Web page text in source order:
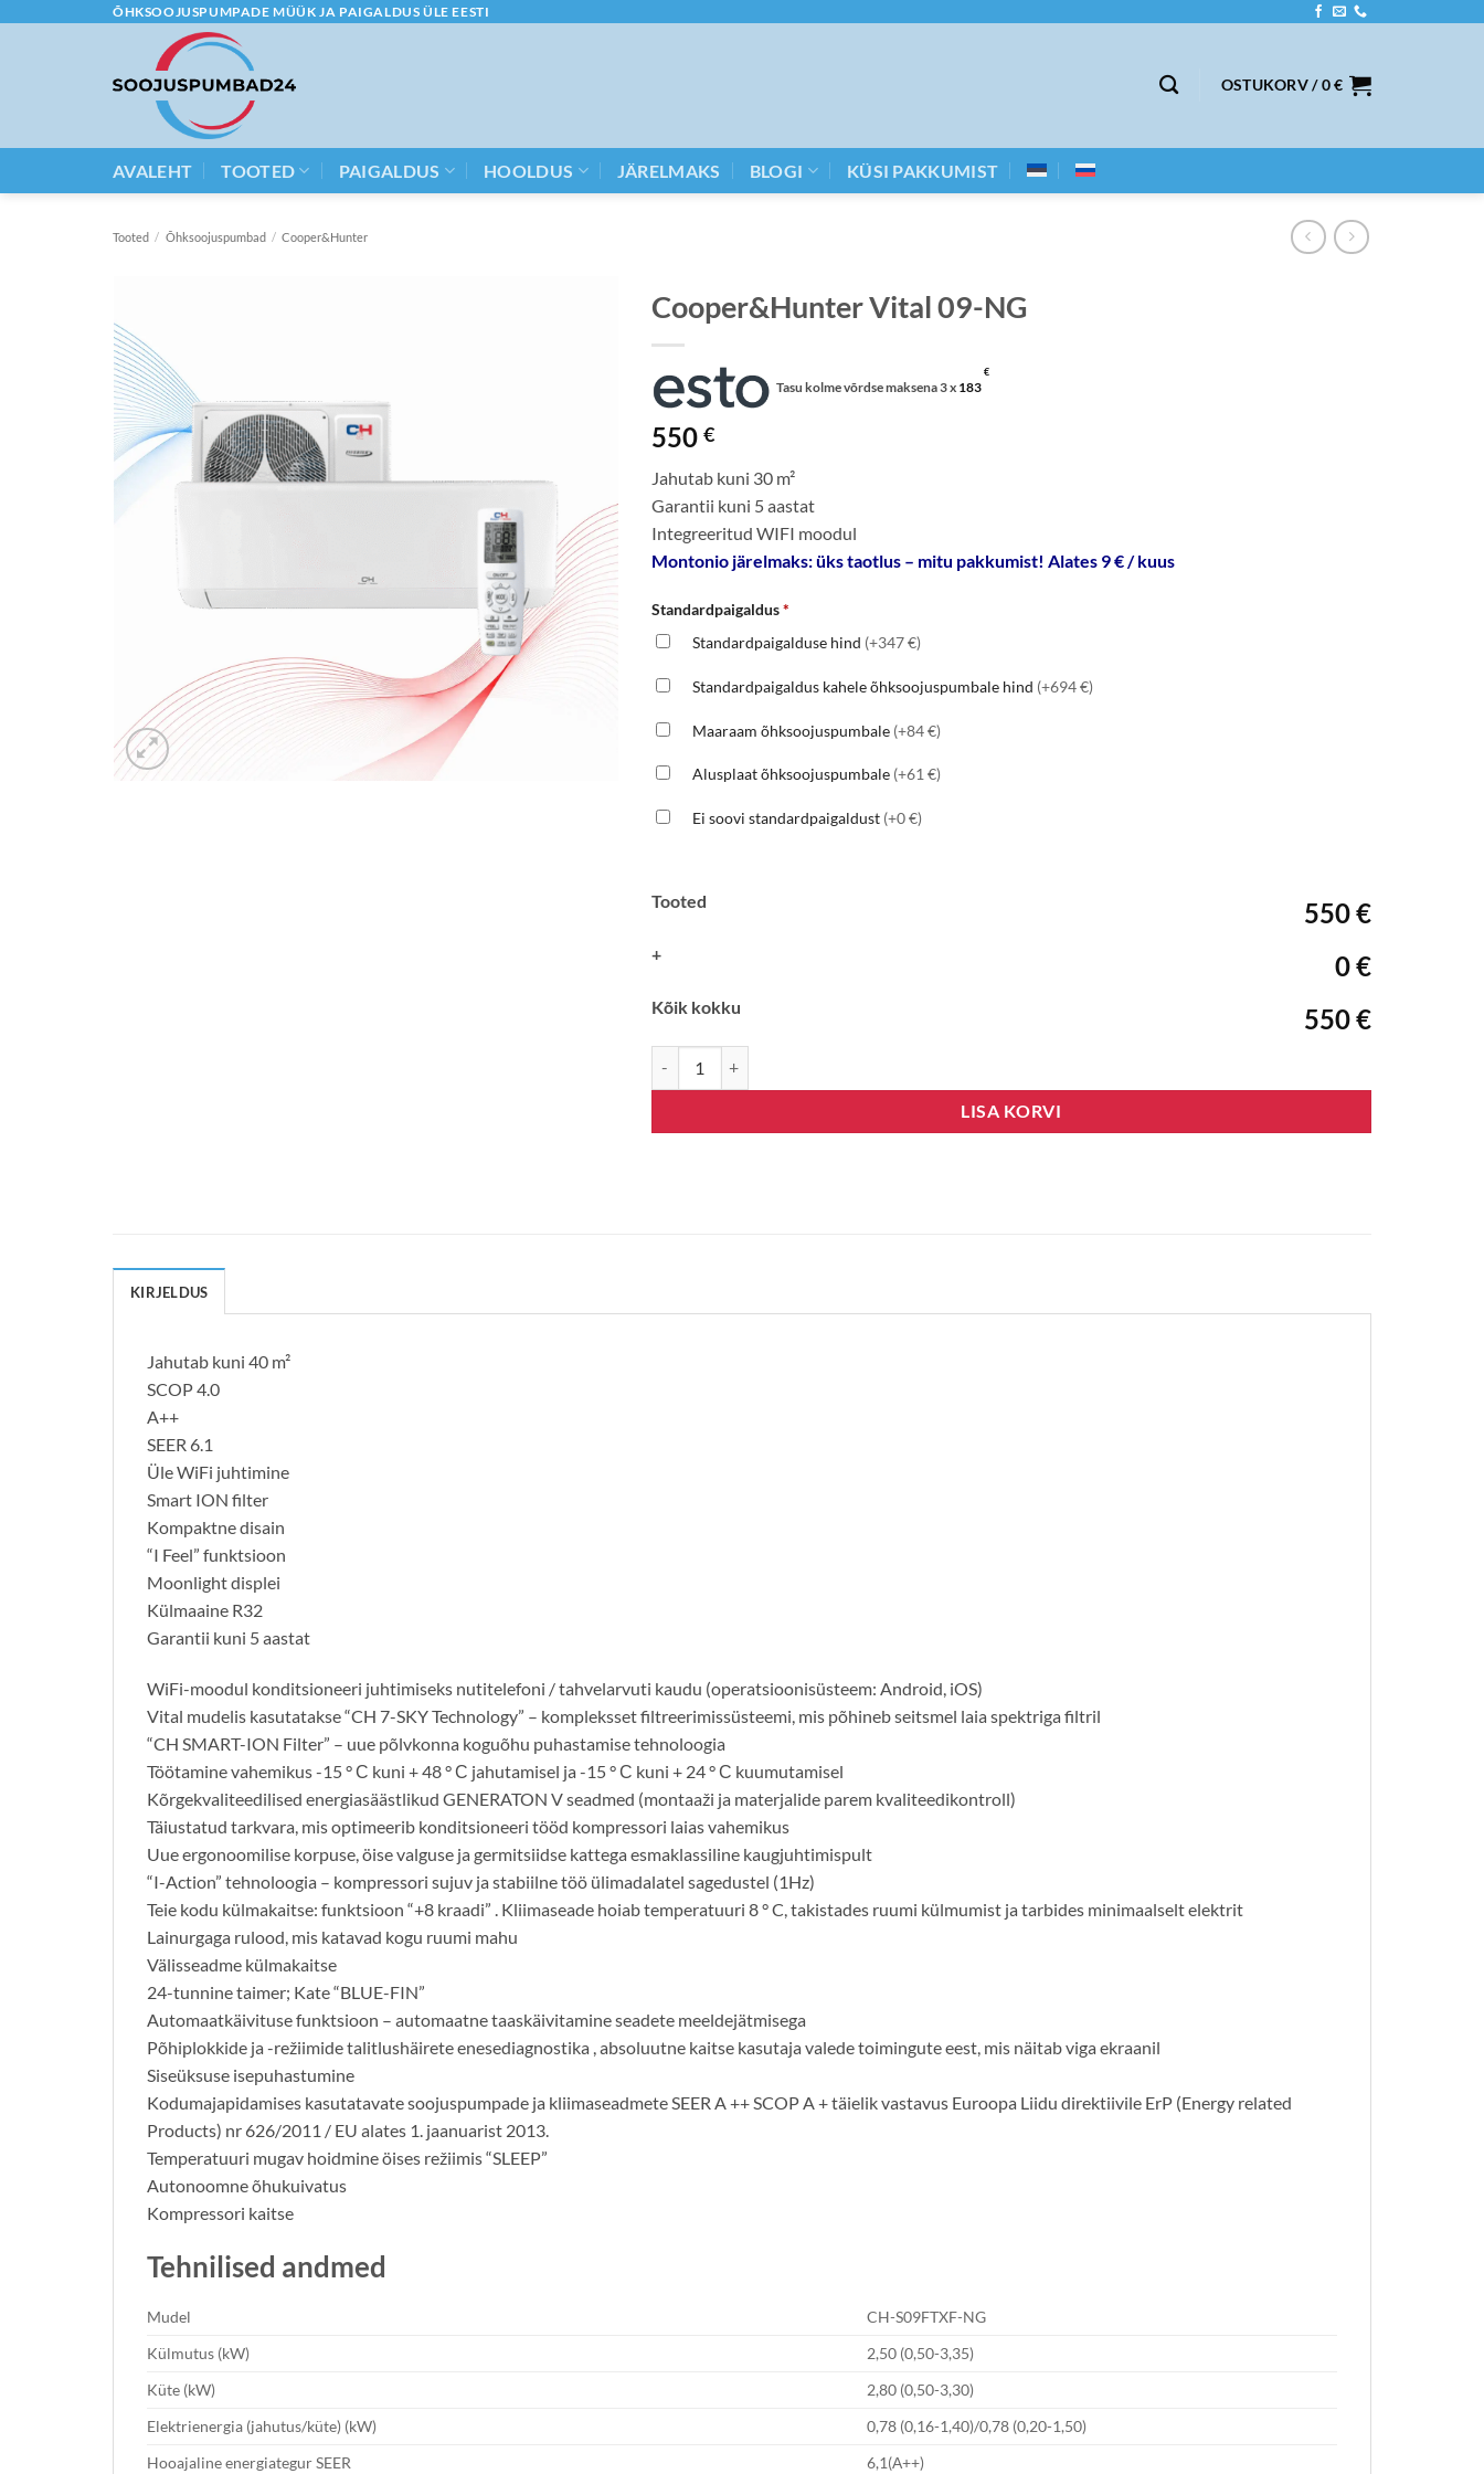
ÕHKSOOJUSPUMPADE MÜÜK JA PAIGALDUS ÜLE EESTI
OSTUKORV /0€
AVALEHT TOOTED PAIGALDUS HOOLDUS JÄRELMAKS BLOGI KÜSI PAKKUMIST
Tooted / Õhksoojuspumbad / Cooper&Hunter
Cooper&Hunter Vital 09-NG
Tasu kolme võrdse maksena 3 x 183
€
550 €
Jahutab kuni 30 m²
Garantii kuni 5 aastat
Integreeritud WIFI moodul
Montonio järelmaks: üks taotlus – mitu pakkumist! Alates 9 € / kuus
Standardpaigaldus *
Standardpaigalduse hind (+347 €)
Standardpaigaldus kahele õhksoojuspumbale hind (+694 €)
Maaraam õhksoojuspumbale (+84 €)
Alusplaat õhksoojuspumbale (+61 €)
Ei soovi standardpaigaldust (+0 €)
Tooted 550 €
+ 0 €
Kõik kokku 550 €
LISA KORVI
KIRJELDUS
Jahutab kuni 40 m²
SCOP 4.0
A++
SEER 6.1
Üle WiFi juhtimine
Smart ION filter
Kompaktne disain
“I Feel” funktsioon
Moonlight displei
Külmaaine R32
Garantii kuni 5 aastat
WiFi-moodul konditsioneeri juhtimiseks nutitelefoni / tahvelarvuti kaudu (operatsioonisüsteem: Android, iOS)
Vital mudelis kasutatakse “CH 7-SKY Technology” – kompleksset filtreerimissüsteemi, mis põhineb seitsmel laia spektriga filtril
“CH SMART-ION Filter” – uue põlvkonna koguõhu puhastamise tehnoloogia
Töötamine vahemikus -15 ° С kuni + 48 ° С jahutamisel ja -15 ° С kuni + 24 ° С kuumutamisel
Kõrgekvaliteedilised energiasäästlikud GENERATON V seadmed (montaaži ja materjalide parem kvaliteedikontroll)
Täiustatud tarkvara, mis optimeerib konditsioneeri tööd kompressori laias vahemikus
Uue ergonoomilise korpuse, öise valguse ja germitsiidse kattega esmaklassiline kaugjuhtimispult
“I-Action” tehnoloogia – kompressori sujuv ja stabiilne töö ülimadalatel sagedustel (1Hz)
Teie kodu külmakaitse: funktsioon “+8 kraadi” . Kliimaseade hoiab temperatuuri 8 ° C, takistades ruumi külmumist ja tarbides minimaalselt elektrit
Lainurgaga rulood, mis katavad kogu ruumi mahu
Välisseadme külmakaitse
24-tunnine taimer; Kate “BLUE-FIN”
Automaatkäivituse funktsioon – automaatne taaskäivitamine seadete meeldejätmisega
Põhiplokkide ja -režiimide talitlushäirete enesediagnostika , absoluutne kaitse kasutaja valede toimingute eest, mis näitab viga ekraanil
Siseüksuse isepuhastumine
Kodumajapidamises kasutatavate soojuspumpade ja kliimaseadmete SEER A ++ SCOP A + täielik vastavus Euroopa Liidu direktiivile ErP (Energy related
Products) nr 626/2011 / EU alates 1. jaanuarist 2013.
Temperatuuri mugav hoidmine öises režiimis “SLEEP”
Autonoomne õhukuivatus
Kompressori kaitse
Tehnilised andmed
Mudel
CH-S09FTXF-NG
Külmutus (kW)
2,50 (0,50-3,35)
Küte (kW)
2,80 (0,50-3,30)
Elektrienergia (jahutus/küte) (kW)
0,78 (0,16-1,40)/0,78 (0,20-1,50)
Hooajaline energiategur SEER
6,1(А++)